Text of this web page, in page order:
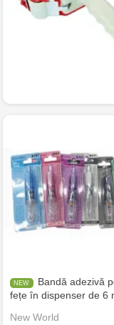
Bandă adezivă
fețe în dispenser de 6
New World